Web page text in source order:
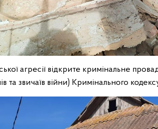
агресії відкрите кримінальне
та звичаїв війни) Кримінального